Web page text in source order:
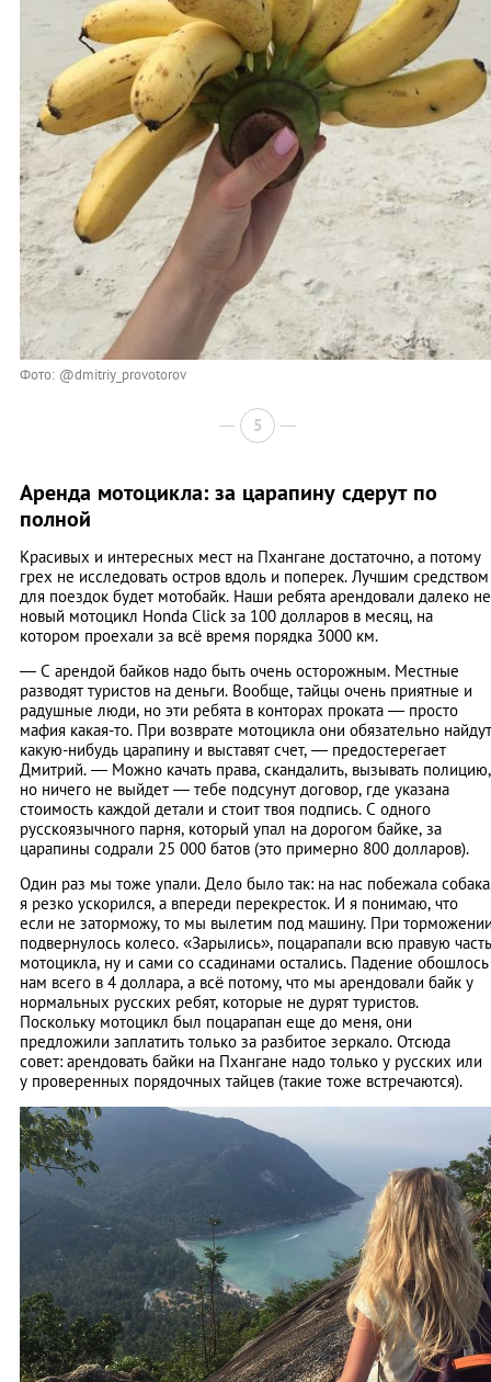
Фото: @dmitriy_provotorov
5
Аренда мотоцикла: за царапину сдерут по
полной
Красивых и интересных мест на Пхангане достаточно, а потому
грех не исследовать остров вдоль и поперек. Лучшим средством
для поездок будет мотобайк. Наши ребята арендовали далеко не
новый мотоцикл Honda Click за 100 долларов в месяц, на
котором проехали за всё время порядка 3000 км.
— С арендой байков надо быть очень осторожным. Местные
разводят туристов на деньги. Вообще, тайцы очень приятные и
радушные люди, но эти ребята в конторах проката — просто
мафия какая-то. При возврате мотоцикла они обязательно найдут
какую-нибудь царапину и выставят счет, — предостерегает
Дмитрий. — Можно качать права, скандалить, вызывать полицию,
но ничего не выйдет — тебе подсунут договор, где указана
стоимость каждой детали и стоит твоя подпись. С одного
русскоязычного парня, который упал на дорогом байке, за
царапины содрали 25 000 батов (это примерно 800 долларов).
Один раз мы тоже упали. Дело было так: на нас побежала
я резко ускорился, а впереди перекресток. И я понимаю, что
если не заторможу, то мы вылетим под машину. При
подвернулось колесо. «Зарылись», поцарапали всю правую часть
мотоцикла, ну и сами со ссадинами остались. Падение обошлось
нам всего в 4 доллара, а всё потому, что мы арендовали байк у
нормальных русских ребят, которые не дурят туристов.
Поскольку мотоцикл был поцарапан еще до меня, они
предложили заплатить только за разбитое зеркало. Отсюда
совет: арендовать байки на Пхангане надо только у русских или
у проверенных порядочных тайцев (такие тоже встречаются).